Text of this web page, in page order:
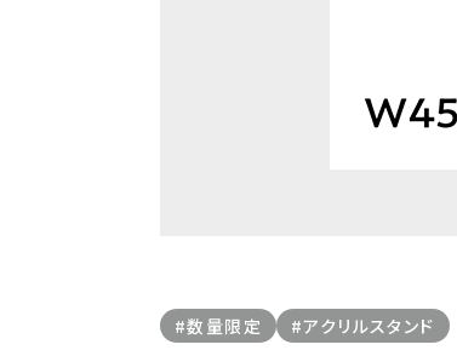
#数量限定 #アクリルスタンド